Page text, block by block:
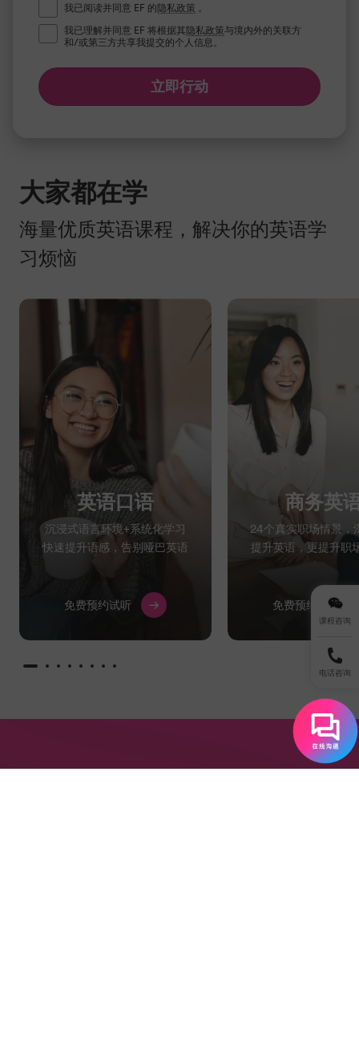
我已阅读并同意 EF 的隐私政策 。
我已理解并同意 EF 将根据其隐私政策与境内外的关联方
和/或第三方共享我提交的个人信息。
立即行动
大家都在学
海量优质英语课程，解决你的英语学
习烦恼
英语口语
沉浸式语言环境+系统化学习
快速提升语感，告别哑巴英语
免费预约试听
商务英
24个真实职场情景，
提升英语，更提升职
免费预约试听
课程咨询
电话咨询